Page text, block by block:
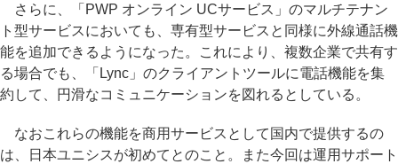
さらに、「PWP オンライン UCサービス」のマルチテナン
ト型サービスにおいても、専有型サービスと同様に外線通話機
能を追加できるようになった。これにより、複数企業で共有す
る場合でも、「Lync」のクライアントツールに電話機能を集
約して、円滑なコミュニケーションを図れるとしている。
なおこれらの機能を商用サービスとして国内で提供するの
は、日本ユニシスが初めてとのこと。また今回は運用サポート